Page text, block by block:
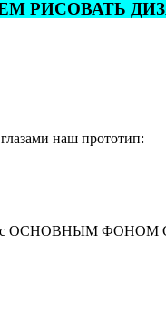
РИСОВАТЬ
наш прототип:
с ОСНОВНЫМ ФОНОМ